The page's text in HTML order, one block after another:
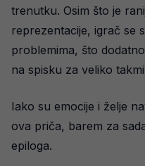
trenutku. Osim što je
reprezentacije, igrač se
problemima, što
na spisku za veliko
Iako su emocije i želje
ova priča, barem za
epiloga.